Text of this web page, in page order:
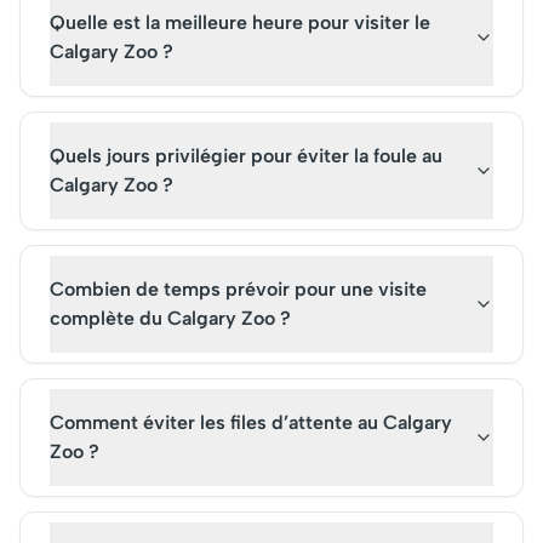
Quelle est la meilleure heure pour visiter le
Calgary Zoo ?
Quels jours privilégier pour éviter la foule au
Calgary Zoo ?
Combien de temps prévoir pour une visite
complète du Calgary Zoo ?
Comment éviter les files d’attente au Calgary
Zoo ?